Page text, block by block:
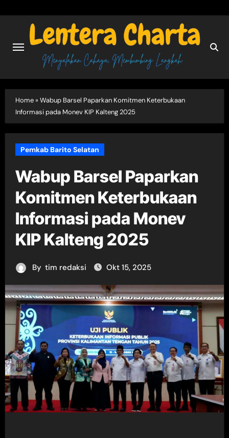
Home»Wabup Barsel Paparkan Komitmen Keterbukaan
Informasi pada Monev KIP Kalteng 2025
Pemkab Barito Selatan
Wabup Barsel Paparkan
Komitmen Keterbukaan
Informasi pada Monev
KIP Kalteng 2025
By tim redaksi Okt 15, 2025